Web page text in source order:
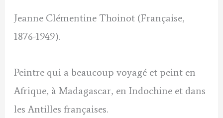
Jeanne Clémentine Thoinot (Française,
1876-1949).
Peintre qui a beaucoup voyagé et peint en
Afrique, à Madagascar, en Indochine et dans
les Antilles françaises.